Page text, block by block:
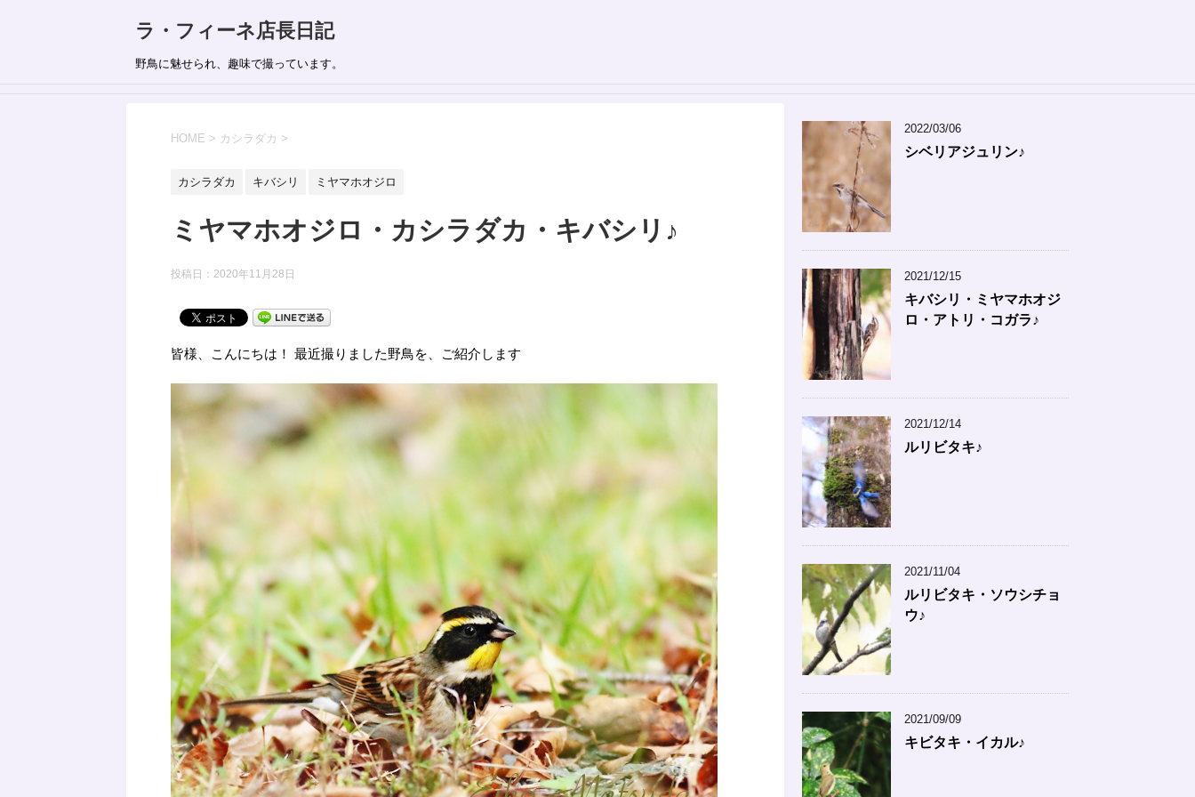
ラ・フィーネ店長日記
野鳥に魅せられ、趣味で撮っています。
HOME > カシラダカ >
カシラダカ キバシリ ミヤマホオジロ
ミヤマホオジロ・カシラダカ・キバシリ♪
投稿日： 2020年11月28日
皆様、こんにちは！ 最近撮りました野鳥を、ご紹介します
2022/03/06
シベリアジュリン♪
2021/12/15
キバシリ・ミヤマホオジ
ロ・アトリ・コガラ♪
2021/12/14
ルリビタキ♪
2021/11/04
ルリビタキ・ソウシチョ
ウ♪
2021/09/09
キビタキ・イカル♪